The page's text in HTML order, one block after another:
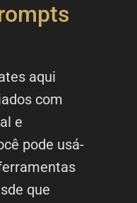
aqui
com
e
pode usá-
que